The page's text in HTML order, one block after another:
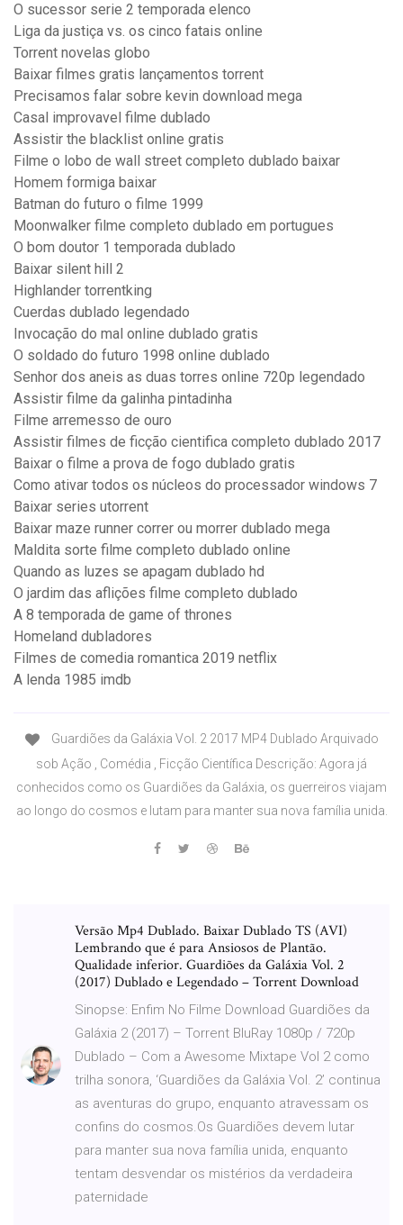
O sucessor serie 2 temporada elenco
Liga da justiça vs. os cinco fatais online
Torrent novelas globo
Baixar filmes gratis lançamentos torrent
Precisamos falar sobre kevin download mega
Casal improvavel filme dublado
Assistir the blacklist online gratis
Filme o lobo de wall street completo dublado baixar
Homem formiga baixar
Batman do futuro o filme 1999
Moonwalker filme completo dublado em portugues
O bom doutor 1 temporada dublado
Baixar silent hill 2
Highlander torrentking
Cuerdas dublado legendado
Invocação do mal online dublado gratis
O soldado do futuro 1998 online dublado
Senhor dos aneis as duas torres online 720p legendado
Assistir filme da galinha pintadinha
Filme arremesso de ouro
Assistir filmes de ficção cientifica completo dublado 2017
Baixar o filme a prova de fogo dublado gratis
Como ativar todos os núcleos do processador windows 7
Baixar series utorrent
Baixar maze runner correr ou morrer dublado mega
Maldita sorte filme completo dublado online
Quando as luzes se apagam dublado hd
O jardim das aflições filme completo dublado
A 8 temporada de game of thrones
Homeland dubladores
Filmes de comedia romantica 2019 netflix
A lenda 1985 imdb
Guardiões da Galáxia Vol. 2 2017 MP4 Dublado Arquivado
sob Ação , Comédia , Ficção Científica Descrição: Agora já
conhecidos como os Guardiões da Galáxia, os guerreiros viajam
ao longo do cosmos e lutam para manter sua nova família unida.
Versão Mp4 Dublado. Baixar Dublado TS (AVI)
Lembrando que é para Ansiosos de Plantão.
Qualidade inferior. Guardiões da Galáxia Vol. 2
(2017) Dublado e Legendado – Torrent Download
Sinopse: Enfim No Filme Download Guardiões da
Galáxia 2 (2017) – Torrent BluRay 1080p / 720p
Dublado – Com a Awesome Mixtape Vol 2 como
trilha sonora, ‘Guardiões da Galáxia Vol. 2’ continua
as aventuras do grupo, enquanto atravessam os
confins do cosmos.Os Guardiões devem lutar
para manter sua nova família unida, enquanto
tentam desvendar os mistérios da verdadeira
paternidade